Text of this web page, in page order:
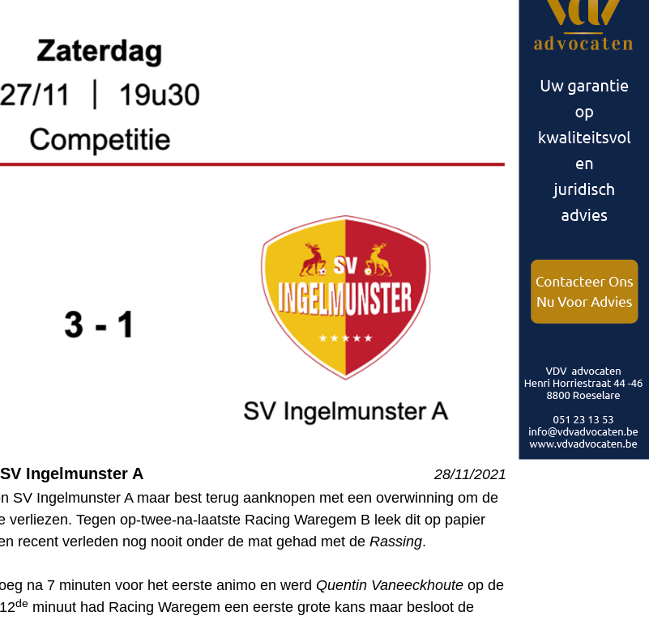
Ingelmunster A
28/11/2021
SV Ingelmunster A maar best terug aanknopen met een overwinning om de
Tegen op-twee-na-laatste Racing Waregem B leek dit op papier
recent verleden nog nooit onder de mat gehad met de Rassing.
na 7 minuten voor het eerste animo en werd Quentin Vaneeckhoute op de
de minuut had Racing Waregem een eerste grote kans maar besloot de